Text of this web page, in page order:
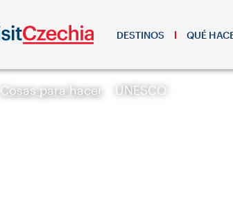
DESTINOS QUÉ
Cosas para hacer UNESCO